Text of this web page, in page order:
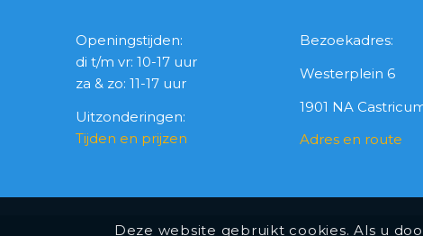
Openingstijden:
di t/m vr: 10-17 uur
za & zo: 11-17 uur
Uitzonderingen:
Tijden en prijzen
Bezoekadres:
Westerplein 6
1901 NA
Adres en route
Deze website gebruikt cookies. Als u